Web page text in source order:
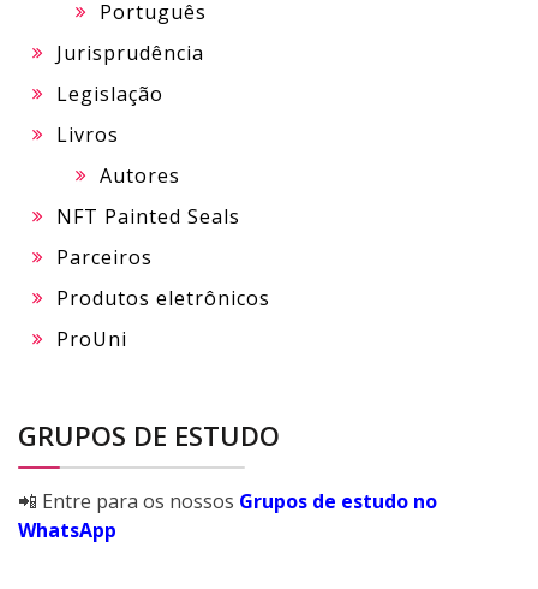
Português
Jurisprudência
Legislação
Livros
Autores
NFT Painted Seals
Parceiros
Produtos eletrônicos
ProUni
GRUPOS DE ESTUDO
📲 Entre para os nossos Grupos de estudo no
WhatsApp